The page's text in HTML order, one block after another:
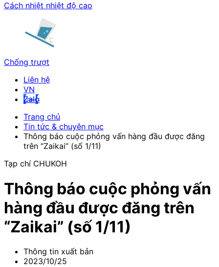
Cách nhiệt nhiệt độ cao
Chống trượt
Liên hệ
Zalo
Trang chủ
Tin tức & chuyên mục
Thông báo cuộc phỏng vấn hàng đầu được đăng
trên “Zaikai” (số 1/11)
Tạp chí CHUKOH
Thông báo cuộc phỏng vấn
hàng đầu được đăng trên
“Zaikai” (số 1/11)
Thông tin xuất bản
2023/10/25